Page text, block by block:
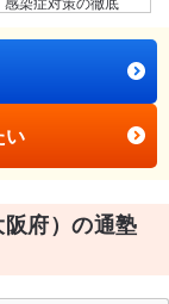
い
府）の通塾